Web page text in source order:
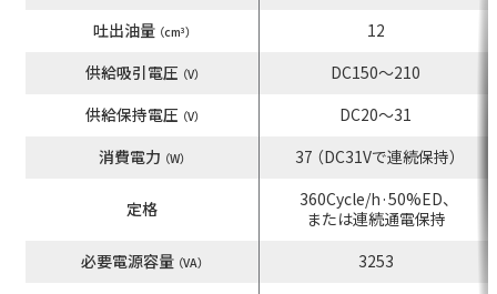
吐出油量 （cm3）
12
供給吸引電圧 （V）
DC150～210
供給保持電圧 （V）
DC20～31
消費電力 （W） 37 （DC31Vで連続保持）
定格
360Cycle/h·50%ED、
または連続通電保持
必要電源容量 （VA）
3253